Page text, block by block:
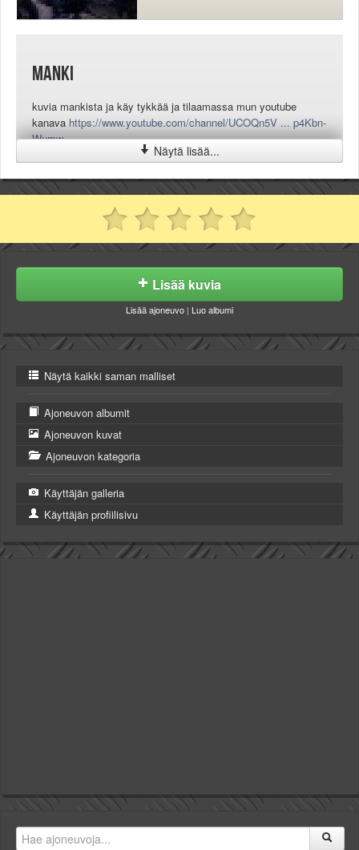
Näytä lisää...
manki
kuvia mankista ja käy tykkää ja tilaamassa mun youtube
kanava https://www.youtube.com/channel/UCOQn5V ... p4Kbn-
Wumw
Lisää kuvia
Lisää ajoneuvo | Luo albumi
Näytä kaikki saman malliset
Ajoneuvon albumit
Ajoneuvon kuvat
Ajoneuvon kategoria
Käyttäjän galleria
Käyttäjän profiilisivu